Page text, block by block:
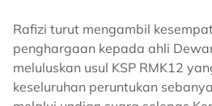
Rafizi turut mengambil
penghargaan kepada ahli
meluluskan usul KSP RMK12
keseluruhan peruntukan